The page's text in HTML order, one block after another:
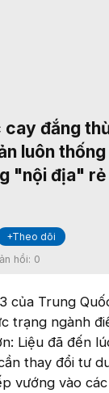
cay đắng
luôn
"nội địa"
+Theo dõi
hồi: 0
của Trung
trạng ngành
Liệu đã đến
thay đổi tư
vướng vào